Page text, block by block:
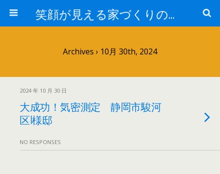
笑顔が見える家づくりの仕事人ブログ
Archives › 10月 30th, 2024
2024 年 10 月 30 日
大成功！気密測定 静岡市駿河
区I様邸
NO RESPONSES